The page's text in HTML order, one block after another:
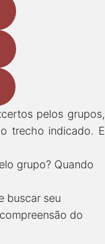
pelos grupos,
trecho indicado. E
grupo? Quando
buscar seu
do